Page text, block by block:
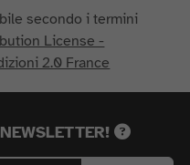
secondo i termini
License -
2.0 France